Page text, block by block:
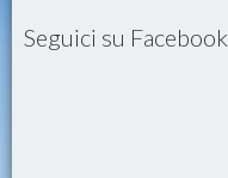
Seguici su Facebook